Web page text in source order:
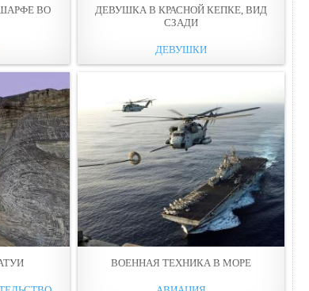
ВО
ДЕВУШКА В КРАСНОЙ КЕПКE, ВИД
СЗАДИ
ДЕВУШКИ
ВОЕННАЯ ТЕХНИКА В МОРЕ